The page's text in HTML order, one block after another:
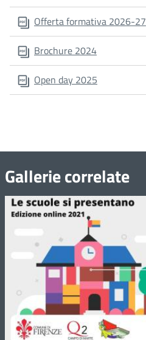
Offerta formativa 2026-27
Brochure 2024
Open day 2025
Gallerie correlate